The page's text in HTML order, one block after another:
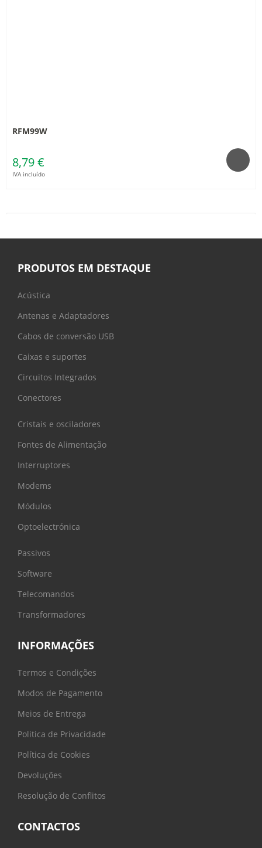
RFM99W
8,79 €
IVA incluído
PRODUTOS EM DESTAQUE
Acústica
Antenas e Adaptadores
Cabos de conversão USB
Caixas e suportes
Circuitos Integrados
Conectores
Cristais e osciladores
Fontes de Alimentação
Interruptores
Modems
Módulos
Optoelectrónica
Passivos
Software
Telecomandos
Transformadores
INFORMAÇÕES
Termos e Condições
Modos de Pagamento
Meios de Entrega
Politica de Privacidade
Política de Cookies
Devoluções
Resolução de Conflitos
CONTACTOS